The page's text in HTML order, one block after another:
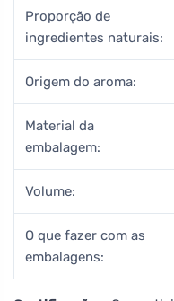
Proporção de
ingredientes naturais:
Origem do aroma:
Material da
embalagem:
Volume:
O que fazer com as
embalagens: